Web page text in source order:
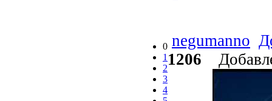
0
1
2
3
4
negumanno
1206